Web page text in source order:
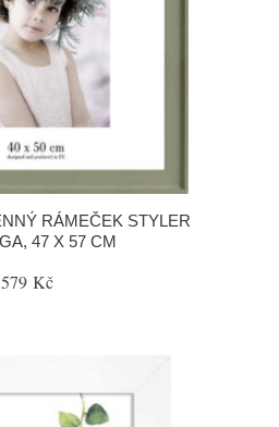
RÁMEČEK STYLER
47 X 57 CM
579 Kč